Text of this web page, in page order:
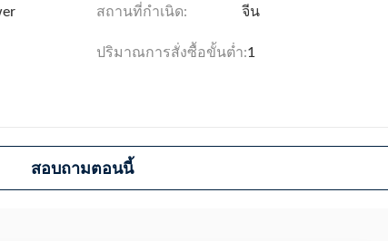
สถานที่กำเนิด: จีน
ปริมาณการสั่งซื้อขั้นต่ำ:1
สอบถามตอนนี้